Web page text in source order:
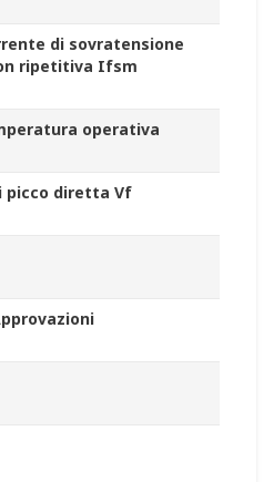
di sovratensione
ripetitiva Ifsm
operativa
picco diretta Vf